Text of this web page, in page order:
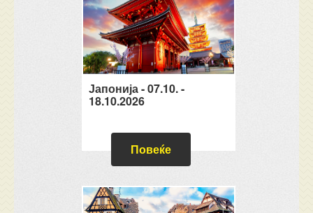
Јапонија - 07.10. -
18.10.2026
Повеќе